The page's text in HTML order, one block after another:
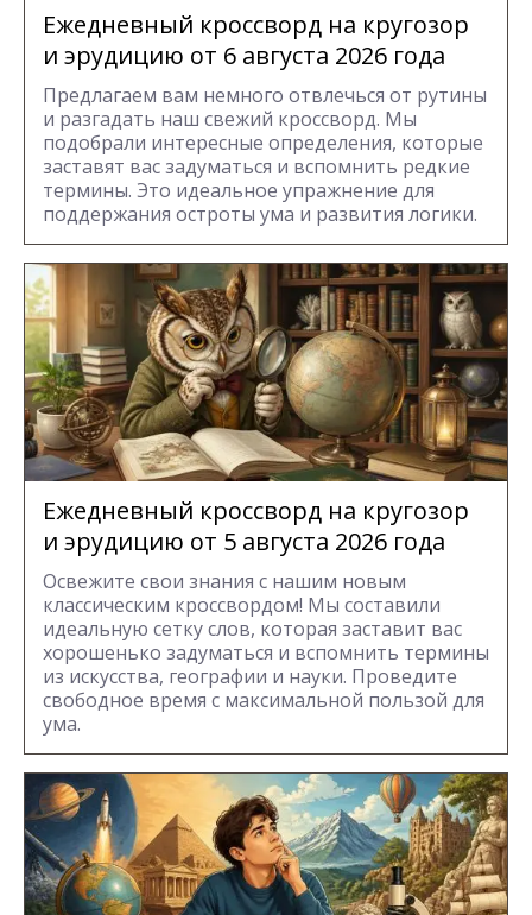
Ежедневный кроссворд на кругозор
и эрудицию от 6 августа 2026 года
Предлагаем вам немного отвлечься от рутины
и разгадать наш свежий кроссворд. Мы
подобрали интересные определения, которые
заставят вас задуматься и вспомнить редкие
термины. Это идеальное упражнение для
поддержания остроты ума и развития логики.
Ежедневный кроссворд на кругозор
и эрудицию от 5 августа 2026 года
Освежите свои знания с нашим новым
классическим кроссвордом! Мы составили
идеальную сетку слов, которая заставит вас
хорошенько задуматься и вспомнить термины
из искусства, географии и науки. Проведите
свободное время с максимальной пользой для
ума.